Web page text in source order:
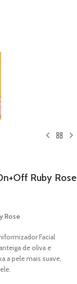
Ruby Rose
Rose
Facial
de oliva e
a pele mais suave,